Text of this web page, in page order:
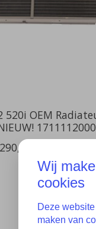
520i OEM
Wij
cookies
Deze
maken van